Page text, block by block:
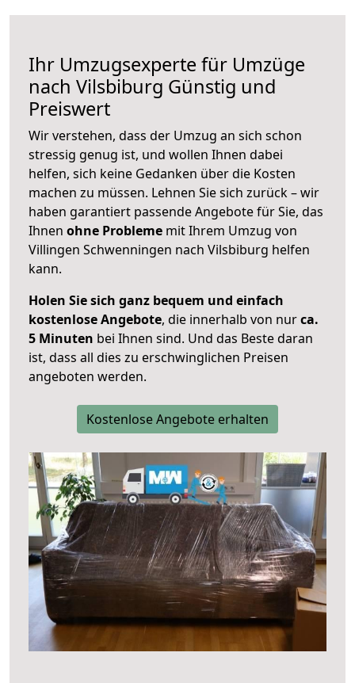
Ihr Umzugsexperte für Umzüge
nach Vilsbiburg Günstig und
Preiswert
Wir verstehen, dass der Umzug an sich schon
stressig genug ist, und wollen Ihnen dabei
helfen, sich keine Gedanken über die Kosten
machen zu müssen. Lehnen Sie sich zurück – wir
haben garantiert passende Angebote für Sie, das
Ihnen ohne Probleme mit Ihrem Umzug von
Villingen Schwenningen nach Vilsbiburg helfen
kann.
Holen Sie sich ganz bequem und einfach
kostenlose Angebote, die innerhalb von nurca.
5 Minuten bei Ihnen sind. Und das Beste daran
ist, dass all dies zu erschwinglichen Preisen
angeboten werden.
Kostenlose Angebote erhalten